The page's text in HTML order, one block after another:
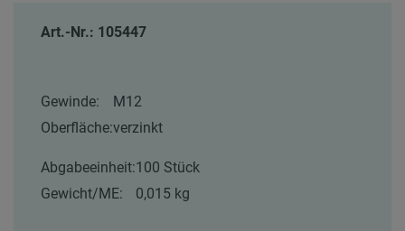
Art.-Nr.: 105447
Gewinde:
M12
Oberfläche:verzinkt
Abgabeeinheit:100 Stück
Gewicht/ME:
0,015 kg